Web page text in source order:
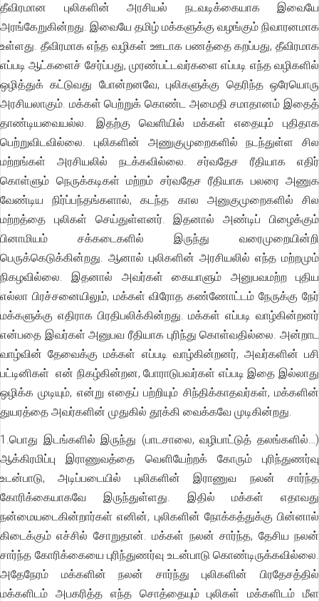
தீவிரமான புலிகளின் அரசியல் நடவடிக்கையாக இவையே
அரங்கேறுகின்றது. இவையே தமிழ் மக்களுக்கு வழங்கும் நிவாரனமாக
உள்ளது. தீவிரமாக எந்த வழிகள் ஊடாக பணத்தை கறப்பது, தீவிரமாக
எப்படி ஆட்களைச் சேர்ப்பது, முரண்பட்டவர்களை எப்படி எந்த வழிகளில்
ஒழித்துக் கட்டுவது போன்றனவே, புலிகளுக்கு தெரிந்த ஒரேயொரு
அரசியலாகும். மக்கள் பெற்றுக் கொண்ட அமைதி சமாதானம் இதைத்
தாண்டியவையல்ல. இதற்கு வெளியில் மக்கள் எதையும் புதிதாக
பெற்றுவிடவில்லை. புலிகளின் அணுகுமுறைகளில் நடந்துள்ள சில
மற்றங்கள் அரசியலில் நடக்கவில்லை. சர்வதேச ரீதியாக எதிர்
கொள்ளும் நெருக்கடிகள் மற்றம் சர்வதேச ரீதியாக பலரை அணுக
வேண்டிய நிர்ப்பந்தங்களால், கடந்த கால அனுகுமுறைகளில் சில
மற்றத்தை புலிகள் செய்துள்ளனர். இதனால் அண்டிப் பிழைக்கும்
பினாமியம் சக்கடைகளில் இருந்து வரைமுறையின்றி
பெருக்கெடுக்கின்றது. ஆனால் புலிகளின் அரசியலில் எந்த மற்றமும்
நிகழவில்லை. இதனால் அவர்கள் கையாளும் அனுபவமற்ற புதிய
எல்லா பிரச்சனையிலும், மக்கள் விரோத கண்ணோட்டம் நேருக்கு நேர்
மக்களுக்கு எதிராக பிரதிபலிக்கின்றது. மக்கள் எப்படி வாழ்கின்றனர்
என்பதை இவர்கள் அனுபவ ரீதியாக புரிந்து கொள்வதில்லை. அன்றாட
வாழ்வின் தேவைக்கு மக்கள் எப்படி வாழ்கின்றனர், அவர்களின் பசி
பட்டினிகள் என் நிகழ்கின்றன, போராடுபவர்கள் எப்படி இதை இல்லாது
ஒழிக்க முடியும், என்று எதைப் பற்றியும் சிந்திக்காதவர்கள், மக்களின்
துயரத்தை அவர்களின் முதுகில் தூக்கி வைக்கவே முடிகின்றது.
1.பொது இடங்களில் இருந்து (பாடசாலை, வழிபாட்டுத் தலங்களில்…)
ஆக்கிரமிப்பு இராணுவத்தை வெளியேற்றக் கோரும் புரிந்துணர்வு
உடன்பாடு, அடிப்படையில் புலிகளின் இராணுவ நலன் சார்ந்த
கோரிக்கையாகவே இருந்துள்ளது. இதில் மக்கள் எதாவது
நன்மையடைகின்றார்கள் எனின், புலிகளின் நோக்கத்துக்கு பின்னால்
கிடைக்கும் எச்சில் சோறுதான். மக்கள் நலன் சார்ந்த, தேசிய நலன்
சார்ந்த கோரிக்கையை புரிந்துணர்வு உடன்பாடு கொண்டிருக்கவில்லை.
அதேநேரம் மக்களின் நலன் சார்ந்து புலிகளின் பிரதேசத்தில்
மக்களிடம் அபகரித்த எந்த சொத்தையும் புலிகள் மக்களிடம் மீள